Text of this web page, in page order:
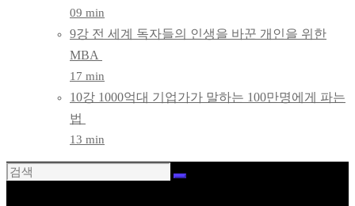
09 min
9강 전 세계 독자들의 인생을 바꾼 개인을 위한
MBA
17 min
10강 1000억대 기업가가 말하는 100만명에게 파는
법
13 min